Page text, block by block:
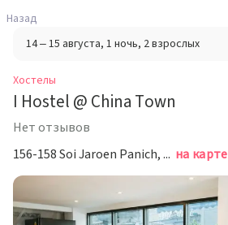
Назад
14 – 15 августа, 1 ночь, 2 взрослых
Хостелы
I Hostel @ China Town
Нет отзывов
156-158 Soi Jaroen Panich, Talad Noi, Sapanthawong , 10100 Bangkok, Thailand, Бангкок на карте